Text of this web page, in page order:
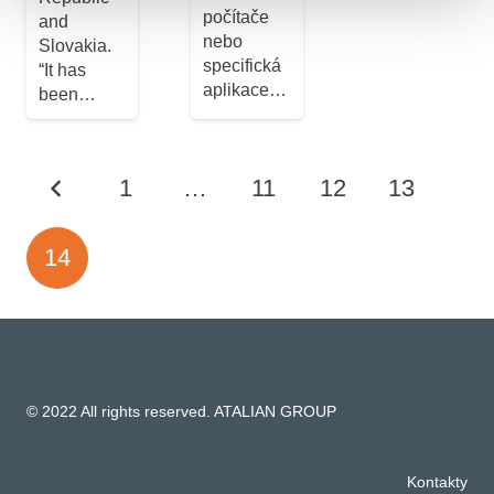
and
Slovakia.
“It has
been…
počítače
nebo
specifická
aplikace…
1 … 11 12 13
14
© 2022 All rights reserved. ATALIAN GROUP
Kontakty